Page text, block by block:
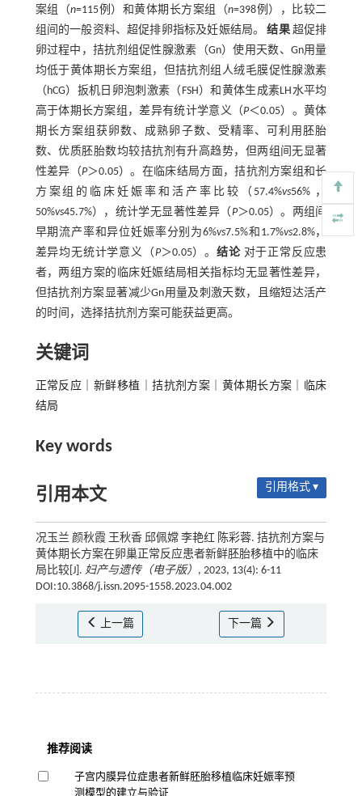
案组（n=115例）和黄体期长方案组（n=398例），比较二
组间的一般资料、超促排卵指标及妊娠结局。结果超促排
卵过程中，拮抗剂组促性腺激素（Gn）使用天数、Gn用量
均低于黄体期长方案组，但拮抗剂组人绒毛膜促性腺激素
（hCG）扳机日卵泡刺激素（FSH）和黄体生成素LH水平均
高于体期长方案组，差异有统计学意义（P＜0.05）。黄体
期长方案组获卵数、成熟卵子数、受精率、可利用胚胎
数、优质胚胎数均较拮抗剂有升高趋势，但两组间无显著
性差异（P＞0.05）。在临床结局方面，拮抗剂方案组和长
方案组的临床妊娠率和活产率比较（57.4%vs56% ，
50%vs45.7%），统计学无显著性差异（P＞0.05）。两组间
早期流产率和异位妊娠率分别为6%vs7.5%和1.7%vs2.8%，
差异均无统计学意义（P＞0.05）。结论对于正常反应患
者，两组方案的临床妊娠结局相关指标均无显著性差异，
但拮抗剂方案显著减少Gn用量及刺激天数，且缩短达活产
的时间，选择拮抗剂方案可能获益更高。
关键词
正常反应｜新鲜移植｜拮抗剂方案｜黄体期长方案｜临床
结局
Key words
引用本文 引用格式 ▾
况玉兰 颜秋霞 王秋香 邱佩嫦 李艳红 陈彩蓉. 拮抗剂方案与
黄体期长方案在卵巢正常反应患者新鲜胚胎移植中的临床
局比较[J]. 妇产与遗传（电子版） , 2023, 13(4): 6-11
DOI:10.3868/j.issn.2095-1558.2023.04.002
上一篇 下一篇